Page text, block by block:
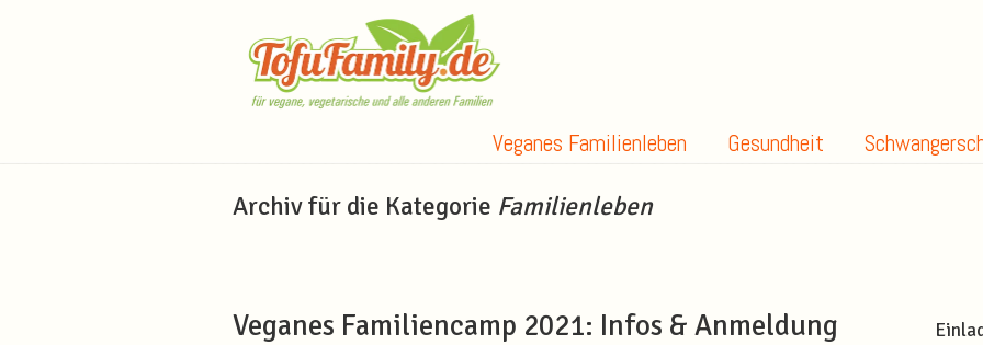
Veganes Familienleben Gesundheit
Archiv für die Kategorie Familienleben
Veganes Familiencamp 2021: Infos & Anmeldung